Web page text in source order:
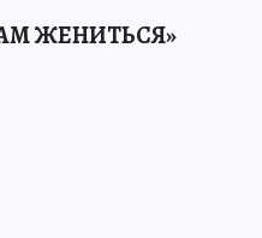
ЖЕНИТЬСЯ»